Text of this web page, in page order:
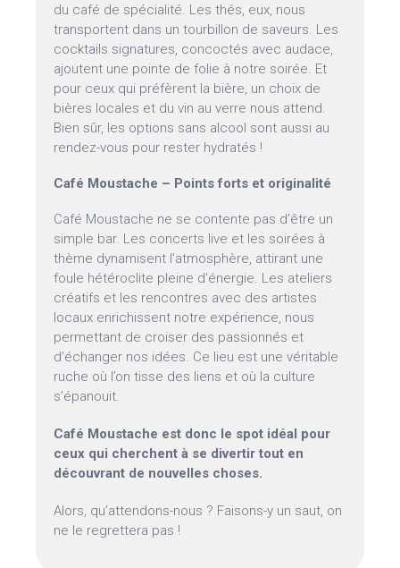
du café de spécialité. Les thés, eux, nous
transportent dans un tourbillon de saveurs. Les
cocktails signatures, concoctés avec audace,
ajoutent une pointe de folie à notre soirée. Et
pour ceux qui préfèrent la bière, un choix de
bières locales et du vin au verre nous attend.
Bien sûr, les options sans alcool sont aussi au
rendez-vous pour rester hydratés !
Café Moustache – Points forts et originalité
Café Moustache ne se contente pas d’être un
simple bar. Les concerts live et les soirées à
thème dynamisent l’atmosphère, attirant une
foule hétéroclite pleine d’énergie. Les ateliers
créatifs et les rencontres avec des artistes
locaux enrichissent notre expérience, nous
permettant de croiser des passionnés et
d’échanger nos idées. Ce lieu est une véritable
ruche où l’on tisse des liens et où la culture
s’épanouit.
Café Moustache est donc le spot idéal pour
ceux qui cherchent à se divertir tout en
découvrant de nouvelles choses.
Alors, qu’attendons-nous ? Faisons-y un saut, on
ne le regrettera pas !